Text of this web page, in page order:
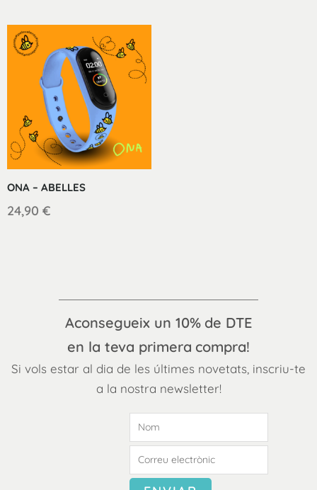
ONA – ABELLES
24,90 €
Aconsegueix un 10% de DTE
en la teva primera compra!
Si vols estar al dia de les últimes novetats, inscriu-te
a la nostra newsletter!